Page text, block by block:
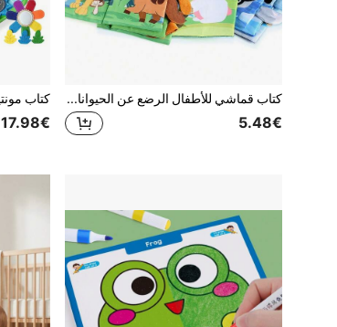
كتاب قماشي للأطفال الرضع عن الحيوانات البحرية والحيوانات المزرعة، مقاوم للتمزق مع ورق مجعد، لعبة كتاب قماشي للأطفال الرضع
5.48€
17.98€